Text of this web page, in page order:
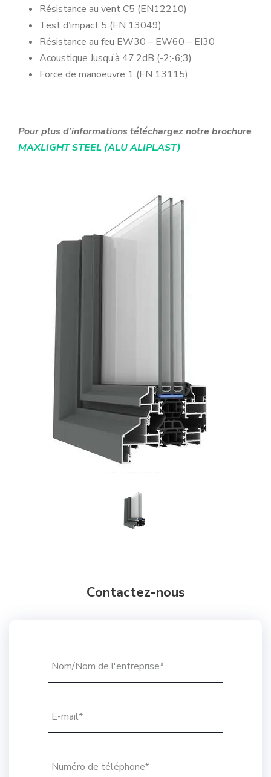
Résistance au vent C5 (EN12210)
Test d’impact 5 (EN 13049)
Résistance au feu EW30 – EW60 – EI30
Acoustique Jusqu’à 47.2dB (-2;-6;3)
Force de manoeuvre 1 (EN 13115)
Pour plus d’informations téléchargez notre brochure
MAXLIGHT STEEL (ALU ALIPLAST)
Contactez-nous